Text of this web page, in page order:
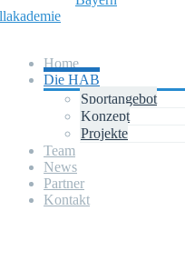
Home
Die HAB
Sportangebot
Konzept
Projekte
Team
News
Partner
Kontakt